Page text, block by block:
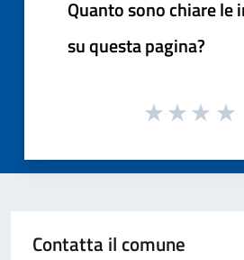
Quanto sono chiare le
su questa pagina?
Contatta il comune